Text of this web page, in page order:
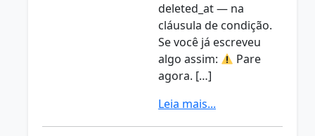
deleted_at — na
cláusula de condição.
Se você já escreveu
algo assim:
Pare
agora. […]
Leia mais...